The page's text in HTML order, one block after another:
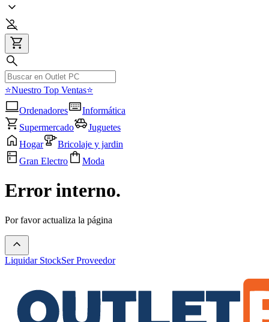
⭐Nuestro Top Ventas⭐
Ordenadores
Informática
Supermercado
Juguetes
Hogar
Bricolaje y jardin
Gran Electro
Moda
Error interno.
Por favor actualiza la página
Liquidar StockSer Proveedor